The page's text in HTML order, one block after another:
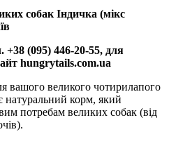
собак Індичка (мікс
+38 (095) 446-20-55, для
hungrytails.com.ua
вашого великого чотирилапого
натуральний корм, який
потребам великих собак (від